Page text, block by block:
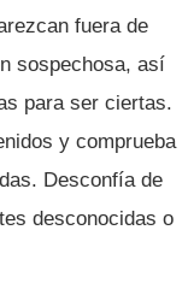
fuera de
sospechosa, así
para ser ciertas.
y comprueba
Desconfía de
desconocidas o